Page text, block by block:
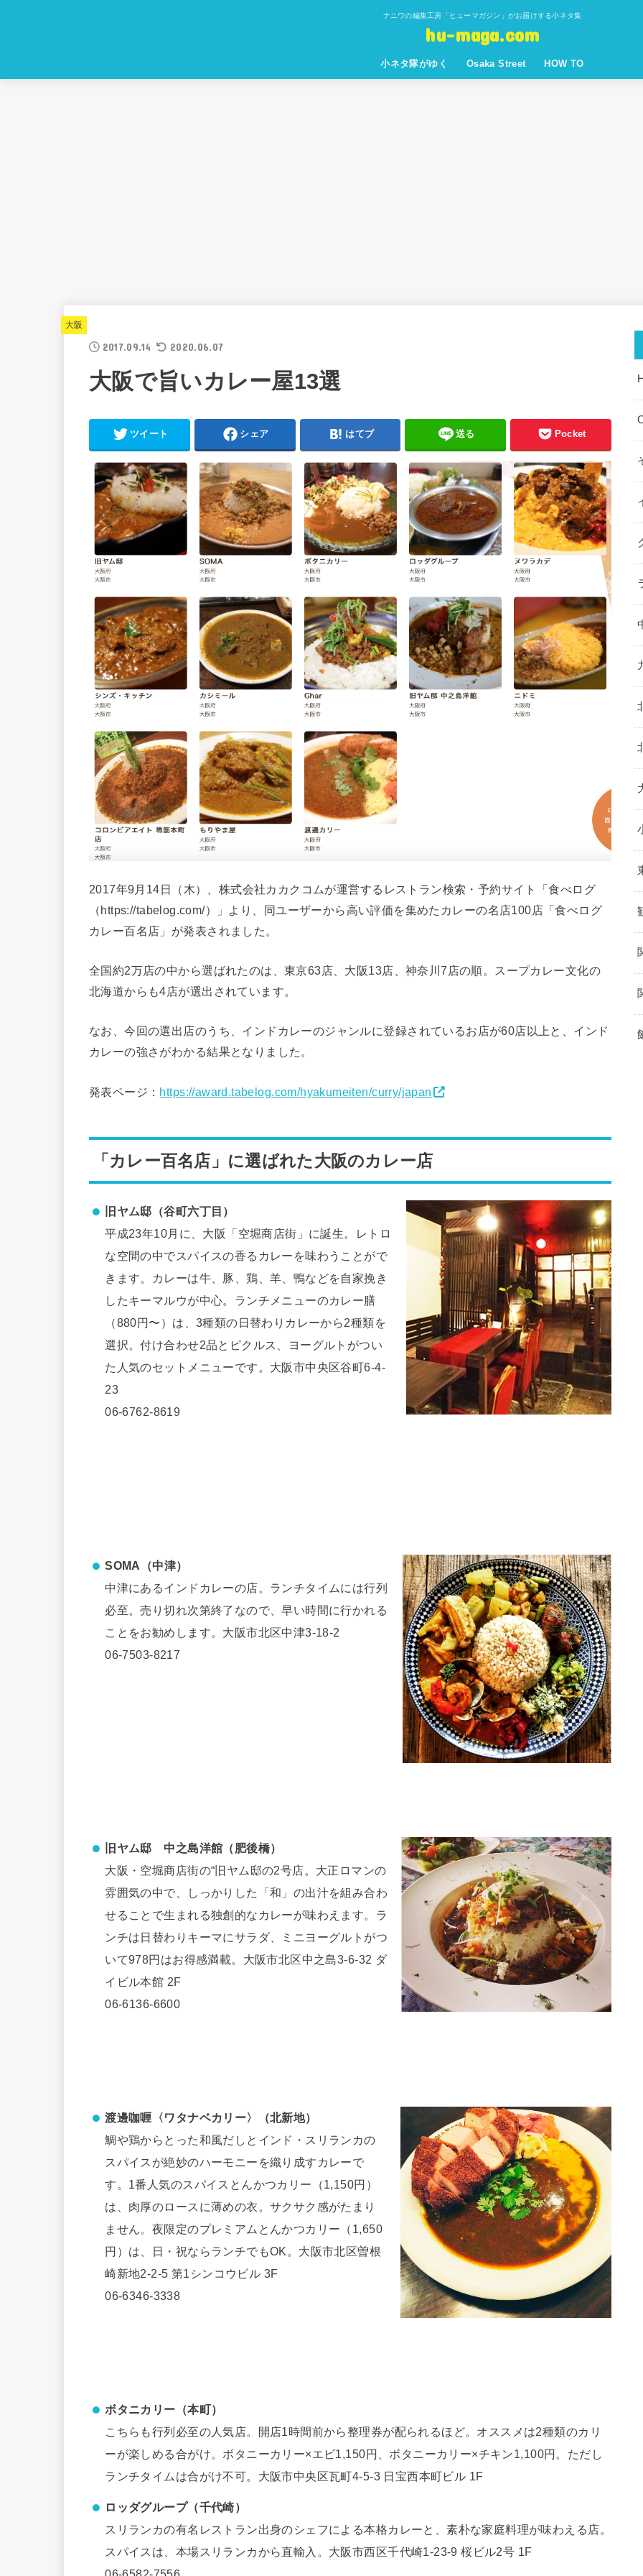
ナニワの編集工房「ヒューマガジン」がお届けする小ネタ集
hu-maga.com
小ネタ隊がゆく Osaka Street HOW TO
大阪
2017.09.14 2020.06.07
大阪で旨いカレー屋13選
ツイート シェア はてブ 送る Pocket
2017年9月14日（木）、株式会社カカクコムが運営するレストラン検索・予約サイト「食べログ
（https://tabelog.com/）」より、同ユーザーから高い評価を集めたカレーの名店100店「食べログ
カレー百名店」が発表されました。
全国約2万店の中から選ばれたのは、東京63店、大阪13店、神奈川7店の順。スープカレー文化の
北海道からも4店が選出されています。
なお、今回の選出店のうち、インドカレーのジャンルに登録されているお店が60店以上と、インド
カレーの強さがわかる結果となりました。
発表ページ： https://award.tabelog.com/hyakumeiten/curry/japan
「カレー百名店」に選ばれた大阪のカレー店
旧ヤム邸（谷町六丁目）
平成23年10月に、大阪「空堀商店街」に誕生。レトロ
な空間の中でスパイスの香るカレーを味わうことがで
きます。カレーは牛、豚、鶏、羊、鴨などを自家挽き
したキーマルウが中心。ランチメニューのカレー膳
（880円〜）は、3種類の日替わりカレーから2種類を
選択。付け合わせ2品とピクルス、ヨーグルトがつい
た人気のセットメニューです。大阪市中央区谷町6-4-
23
06-6762-8619
SOMA（中津）
中津にあるインドカレーの店。ランチタイムには行列
必至。売り切れ次第終了なので、早い時間に行かれる
ことをお勧めします。大阪市北区中津3-18-2
06-7503-8217
旧ヤム邸 中之島洋館（肥後橋）
大阪・空堀商店街の“旧ヤム邸の2号店。大正ロマンの
雰囲気の中で、しっかりした「和」の出汁を組み合わ
せることで生まれる独創的なカレーが味わえます。ラ
ンチは日替わりキーマにサラダ、ミニヨーグルトがつ
いて978円はお得感満載。大阪市北区中之島3-6-32 ダ
イビル本館 2F
06-6136-6600
渡邊咖喱〈ワタナベカリー〉（北新地）
鯛や鶏からとった和風だしとインド・スリランカの
スパイスが絶妙のハーモニーを織り成すカレーで
す。1番人気のスパイスとんかつカリー（1,150円）
は、肉厚のロースに薄めの衣。サクサク感がたまり
ません。夜限定のプレミアムとんかつカリー（1,650
円）は、日・祝ならランチでもOK。大阪市北区曽根
崎新地2-2-5 第1シンコウビル 3F
06-6346-3338
ボタニカリー（本町）
こちらも行列必至の人気店。開店1時間前から整理券が配られるほど。オススメは2種類のカリ
ーが楽しめる合がけ。ボタニーカリー×エビ1,150円、ボタニーカリー×チキン1,100円。ただし
ランチタイムは合がけ不可。大阪市中央区瓦町4-5-3 日宝西本町ビル 1F
ロッダグループ（千代崎）
スリランカの有名レストラン出身のシェフによる本格カレーと、素朴な家庭料理が味わえる店。
スパイスは、本場スリランカから直輸入。大阪市西区千代崎1-23-9 桜ビル2号 1F